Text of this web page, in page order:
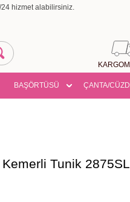
hizmet alabilirsiniz.
BAŞÖRTÜSÜ ÇANTA/
Kemerli Tunik